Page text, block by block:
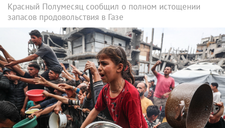
Красный Полумесяц сообщил о полном истощении
запасов продовольствия в Газе